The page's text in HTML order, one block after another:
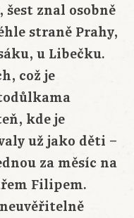
znal osobně
straně Prahy,
u Libečku.
což je
kde je
už jako děti –
za měsíc na
Filipem.